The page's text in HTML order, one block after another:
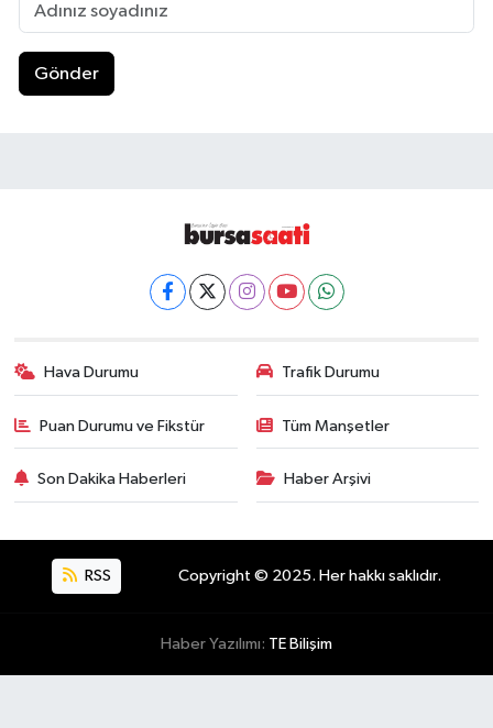
Gönder
Hava Durumu Trafik Durumu
Puan Durumu ve Fikstür Tüm Manşetler
Son Dakika Haberleri Haber Arşivi
RSS Copyright © 2025. Her hakkı saklıdır.
Haber Yazılımı: TE Bilişim